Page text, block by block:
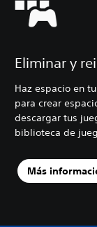
Eliminar y
Haz espacio en
para crear
descargar tus
biblioteca de
Más